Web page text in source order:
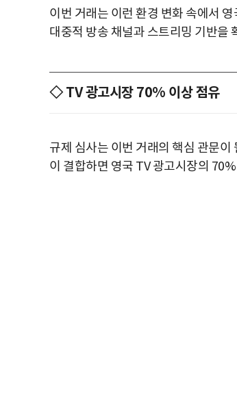
이번 거래는 이런 환경 변화 속에서
대중적 방송 채널과 스트리밍 기반을
◇ TV 광고시장 70% 이상 점유
규제 심사는 이번 거래의 핵심 관문
이 결합하면 영국 TV 광고시장의